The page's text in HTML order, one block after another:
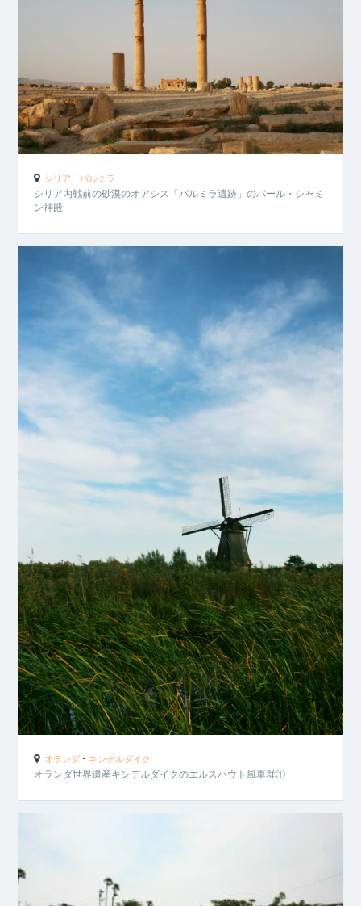
シリア - パルミラ
シリア内戦前の砂漠のオアシス「パルミラ遺跡」のバール・シャミ
ン神殿
オランダ - キンデルダイク
オランダ世界遺産キンデルダイクのエルスハウト風車群①